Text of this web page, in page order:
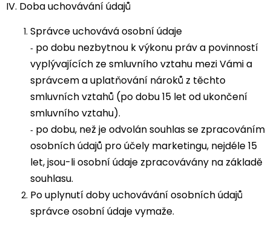
IV. Doba uchovávání údajů
Správce uchovává osobní údaje
- po dobu nezbytnou k výkonu práv a povinností
vyplývajících ze smluvního vztahu mezi Vámi a
správcem a uplatňování nároků z těchto
smluvních vztahů (po dobu 15 let od ukončení
smluvního vztahu).
- po dobu, než je odvolán souhlas se zpracováním
osobních údajů pro účely marketingu, nejdéle 15
let, jsou-li osobní údaje zpracovávány na základě
souhlasu.
Po uplynutí doby uchovávání osobních údajů
správce osobní údaje vymaže.